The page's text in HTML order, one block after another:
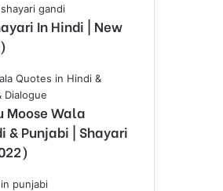
In Hindi | New
Moose Wala
& Punjabi | Shayari